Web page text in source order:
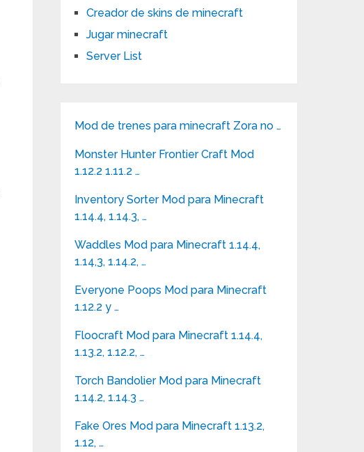
Creador de skins de minecraft
Jugar minecraft
Server List
Mod de trenes para minecraft Zora no …
Monster Hunter Frontier Craft Mod
1.12.2 1.11.2 …
Inventory Sorter Mod para Minecraft
1.14.4, 1.14.3, …
Waddles Mod para Minecraft 1.14.4,
1.14,3, 1.14.2, …
Everyone Poops Mod para Minecraft
1.12.2 y …
Floocraft Mod para Minecraft 1.14.4,
1.13.2, 1.12.2, …
Torch Bandolier Mod para Minecraft
1.14.2, 1.14.3 …
Fake Ores Mod para Minecraft 1.13.2,
1.12, …